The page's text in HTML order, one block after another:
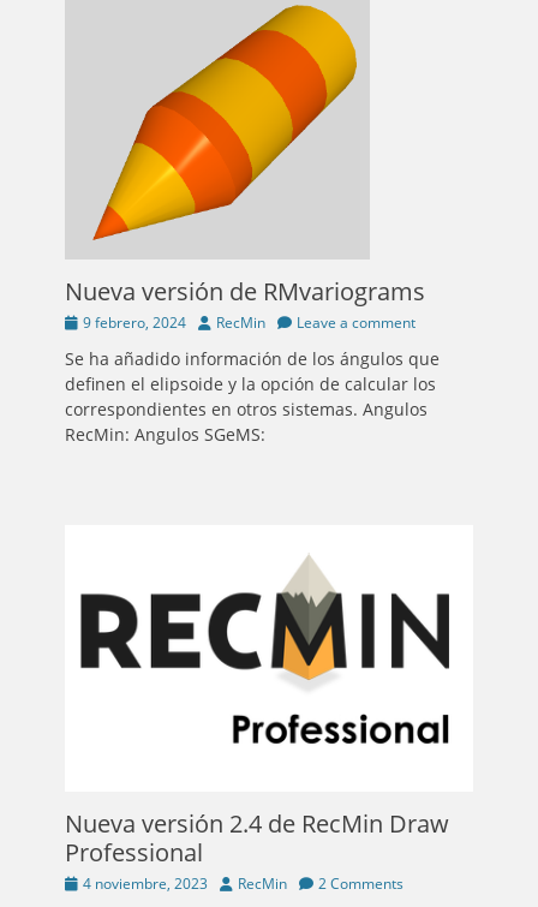
Nueva versión de RMvariograms
Posted
9 febrero, 2024 Author
RecMin Leave a comment
Se ha añadido información de los ángulos que
definen el elipsoide y la opción de calcular los
correspondientes en otros sistemas. Angulos
RecMin: Angulos SGeMS:
Nueva versión 2.4 de RecMin Draw
Professional
Posted
4 noviembre, 2023 Author
RecMin 2 Comments